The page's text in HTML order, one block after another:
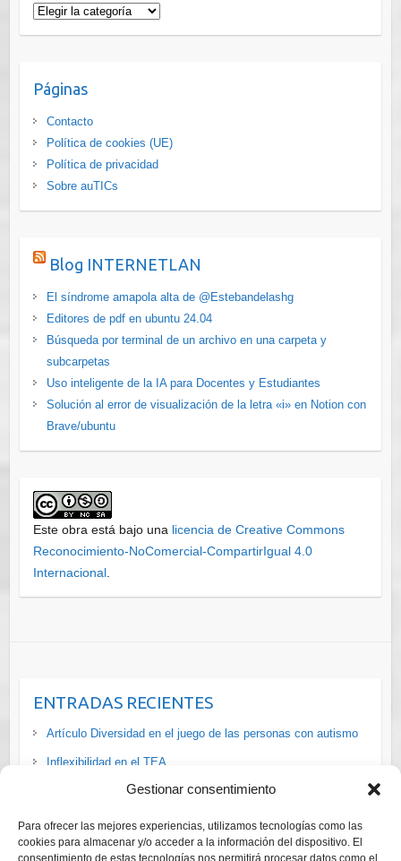
Gestionar consentimiento
Para ofrecer las mejores experiencias, utilizamos tecnologías como las
cookies para almacenar y/o acceder a la información del dispositivo. El
consentimiento de estas tecnologías nos permitirá procesar datos como el
C
a
g
o
r
í
a
Páginas
Contacto
Política de cookies (UE)
Política de privacidad
Sobre auTICs
Blog INTERNETLAN
El síndrome amapola alta de @Estebandelashg
Editores de pdf en ubuntu 24.04
Búsqueda por terminal de un archivo en una carpeta y
subcarpetas
Uso inteligente de la IA para Docentes y Estudiantes
Solución al error de visualización de la letra «i» en Notion con
Brave/ubuntu
Este obra está bajo una licencia de Creative Commons
Reconocimiento-NoComercial-CompartirIgual 4.0
Internacional.
ENTRADAS RECIENTES
Artículo Diversidad en el juego de las personas con autismo
Inflexibilidad en el TEA
La situación de las personas #LGTBI+ con #discapacidad en
Cursos ADI-R y ADOS-2 Diagnóstico Trastornos del Espectro